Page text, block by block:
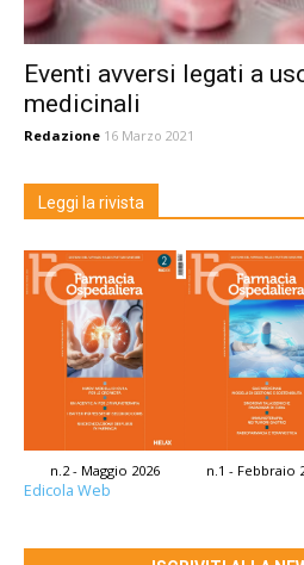
Eventi avversi legati a
medicinali
Redazione 16 Marzo 2021
Leggi la rivista
n.2 - Maggio 2026 n.1 - Febbraio
Edicola Web